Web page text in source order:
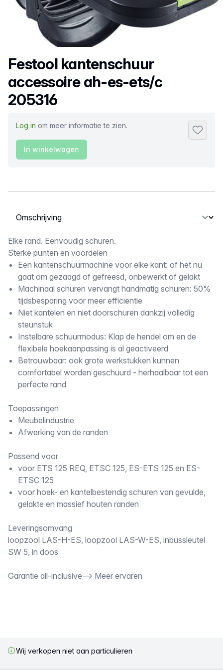
Productnaam
Festool kantenschuur
accessoire ah-es-ets/c
205316
Log in om meer informatie te zien.
In winkelwagen
Selecteer een tabblad
Omschrijving
Elke rand. Eenvoudig schuren.
Sterke punten en voordelen
Een kantenschuurmachine voor elke kant: of het nu
gaat om gezaagd of gefreesd, onbewerkt of gelakt
Machinaal schuren vervangt handmatig schuren: 50%
tijdsbesparing voor meer efficiëntie
Niet kantelen en niet doorschuren dankzij volledig
steunstuk
Instelbare schuurmodus: Klap de hendel om en de
flexibele hoekaanpassing is al geactiveerd
Betrouwbaar: ook grote werkstukken kunnen
comfortabel worden geschuurd - herhaalbaar tot een
perfecte rand
Toepassingen
Meubelindustrie
Afwerking van de randen
Passend voor
voor ETS 125 REQ, ETSC 125, ES-ETS 125 en ES-
ETSC 125
voor hoek- en kantelbestendig schuren van gevulde,
gelakte en massief houten randen
Leveringsomvang
loopzool LAS-H-ES, loopzool LAS-W-ES, inbussleutel
SW 5, in doos
Garantie all-inclusive--> Meer ervaren
Wij verkopen niet aan particulieren